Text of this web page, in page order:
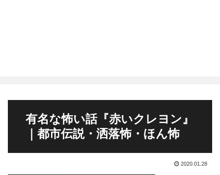
有名な怖い話『赤いクレヨン』
｜都市伝説・洒落怖・ほん怖
2020.01.28